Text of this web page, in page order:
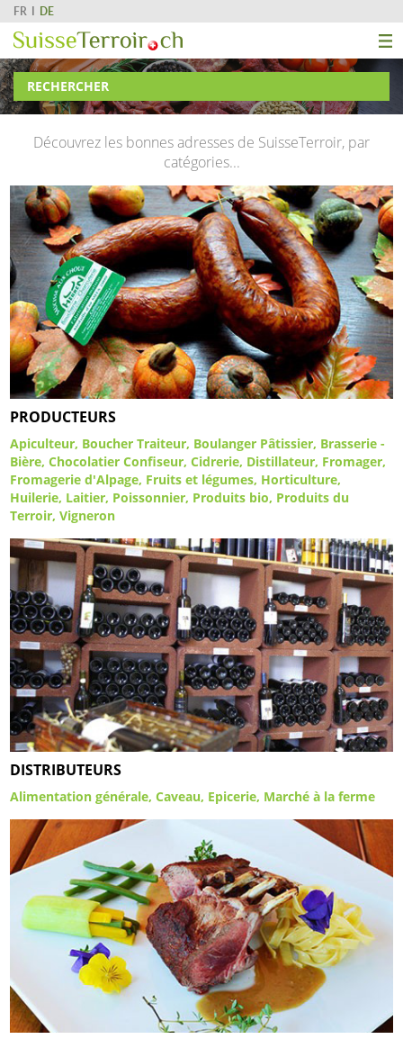
FR DE
RECHERCHER
Découvrez les bonnes adresses de SuisseTerroir, par
catégories...
PRODUCTEURS
Apiculteur Boucher Traiteur Boulanger Pâtissier Brasserie -
Bière Chocolatier Confiseur Cidrerie Distillateur Fromager
Fromagerie d'Alpage Fruits et légumes Horticulture
Huilerie Laitier Poissonnier Produits bio Produits du
Terroir Vigneron
DISTRIBUTEURS
Alimentation générale Caveau Epicerie Marché à la ferme